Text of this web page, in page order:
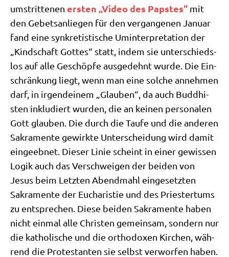
umstrit­te­nen ersten „Video des Pap­stes“ mit
den Gebets­an­lie­gen für den ver­gan­ge­nen Janu­ar
fand eine syn­kre­ti­sti­sche Umin­ter­pre­ta­ti­on der
„Kind­schaft Got­tes“ statt, indem sie unter­schieds­
los auf alle Geschöp­fe aus­ge­dehnt wur­de. Die Ein­
schrän­kung liegt, wenn man eine sol­che anneh­men
darf, in irgend­ei­nem „Glau­ben“, da auch Bud­dhi­
sten inklu­diert wur­den, die an kei­nen per­so­na­len
Gott glau­ben. Die durch die Tau­fe und die ande­ren
Sakra­men­te gewirk­te Unter­schei­dung wird damit
ein­ge­eb­net. Die­ser Linie scheint in einer gewis­sen
Logik auch das Ver­schwei­gen der bei­den von
Jesus beim Letz­ten Abend­mahl ein­ge­setz­ten
Sakra­men­te der Eucha­ri­stie und des Prie­ster­tums
zu ent­spre­chen. Die­se bei­den Sakra­men­te haben
nicht ein­mal alle Chri­sten gemein­sam, son­dern nur
die katho­li­sche und die ortho­do­xen Kir­chen, wäh­
rend die Pro­te­stan­ten sie selbst ver­wor­fen haben.